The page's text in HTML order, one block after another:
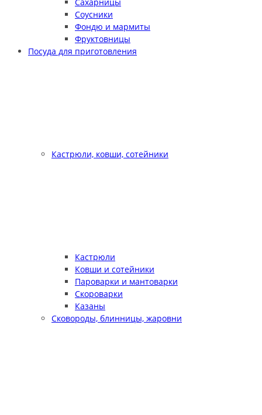
Соусники
Фондю и мармиты
Фруктовницы
Посуда для приготовления
Кастрюли, ковши, сотейники
Кастрюли
Ковши и сотейники
Пароварки и мантоварки
Скороварки
Казаны
Сковороды, блинницы, жаровни